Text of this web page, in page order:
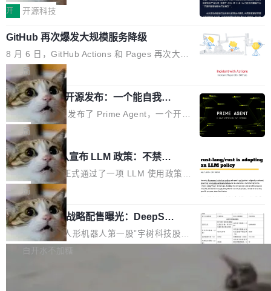
度宣传的。」 这才是真正的痛点。不是所有论文
都有问题，是最吸引眼球的那批论文最有问题。
他引用的帖子来自 Mathew Shen，一位 ICLR 2
026 的读者：「看了篇 ...
认为现代 AI 领域最重要的三个开源项目。 第一
理由很具体。FA 系列不需要解释，但 FA2 是他
认为最重要的一个——复杂度恰到好处，刚好能
驱动你去学 CuTe，但还没被那些"邪恶的" Hopp
er++ 优化所淹没，足够容易修改和适配。 更关
键的是 FA2 的持久性...
单点设备迈向智能化、网联化、协同化发展。作
鸿蒙通过统一技术底座和分布式能力，为不同类
型智能设备的开发、连接与互联提供关键支撑，
也为产业链企业探索产品创新与商业增长打开新
的空间。 8月14日，开源鸿蒙智能硬件开发者日
（OHDD：OpenHarmony Hardware Develope
r Day）将在杭州启航。活动面向智能硬件产业
链企业和开发者，邀请行业专家与资深技术顾
问，围绕开源鸿蒙技术能力、设备适配、芯片适
配、功耗与稳定性调优、兼容性测评及统一互联
等内容展开系统讲解和实战交流，帮助企业进一
步了解开源鸿蒙在智能...
开 开源科技
GitHub 再次爆发大规模服务降级
8 月 6 日，GitHub Actions 和 Pages 再次大规
模服务降级，Actions 完全不可用超过 5 小时，
webhook 停发，连自托管 runner 也因调度层故
障无法工作。Pages、Copilot code review、C
opilot coding agent 全部受影响。从检测到完全
恢复，大约 12 小时。 这是 2026 年 8 月的第六
起事故，其中四起与 AI/Copilot 服务相关。 Git
Hub 员工 kdaigle 在 HN 讨论中贴出了一组数
据：2025 年全年 10 亿次 commit。现在，每周
2.75 亿次，全年预计 140 亿次。GitHub...
局
Prime Agent 开源发布：一个能自我改
进的编程 Agent，ARC-AGI 3 超越人类
专家基线
Prime Intellect 发布了 Prime Agent，一个开源
的编程 Agent Harness，核心设计围绕两个抽
象：Recursive Language Model（RLM）和 C
ontinual Harness。在 ARC-AGI 3 基准测试
上，Prime Agent + Opus 5 的组合达到了 95.
5% RHAE Best@1，超过了 ARC 报告的人类专
家基线 95.4%。 不是又一个 coding agent 包装
器 Prime Agent 的架构和市面上大多数 coding
agent 有本质区别。大多数 agent harness 的设
计是基于早期模型的能力—...
局
Rust 项目团队宣布 LLM 政策：不禁
止，但你要承认哪些代码不是你写的
Rust 语言项目正式通过了一项 LLM 使用政策，
覆盖 rust-lang/rust 单一仓库的代码贡献。这不
是项目级别的官方立场，目前由五个团队采纳，
但它可能是主流开源项目中关于 AI 辅助贡献最
细致的一份规则。 政策的核心只有一句话：LLM
可以用来分析、提炼、审阅、建议，但不能用来
局
宇树科技 IPO 战略配售曝光：DeepSe
ek 获配 93.3 万股，锁定 36 个月
8月6日晚间，“人形机器人第一股”宇树科技股份
有限公司披露IPO发行价格及战略配售结果，杭
白开水不加糖